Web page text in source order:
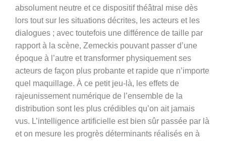
absolument neutre et ce dispositif théâtral mise dès
lors tout sur les situations décrites, les acteurs et les
dialogues ; avec toutefois une différence de taille par
rapport à la scène, Zemeckis pouvant passer d’une
époque à l’autre et transformer physiquement ses
acteurs de façon plus probante et rapide que n’importe
quel maquillage. À ce petit jeu-là, les effets de
rajeunissement numérique de l’ensemble de la
distribution sont les plus crédibles qu’on ait jamais
vus. L’intelligence artificielle est bien sûr passée par là
et on mesure les progrès déterminants réalisés en à